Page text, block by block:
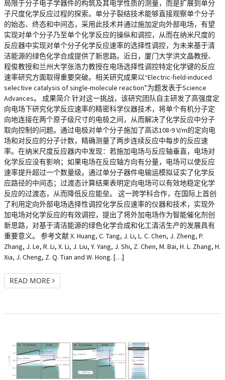
局限于分子电子学器件的构筑及其电学性质的测量，而是扩展到单分
子尺度化学反应过程的探索。单分子裂结技术能够直接观察单个分子
的始态、终态和中间态，采用此技术并通过施加定向外部电场，有望
实现对单个分子乃至单个化学反应的操纵和调控，从而在纳米尺度的
反应器中实现对单个分子化学反应速率的选择性调控，为未来基于清
洁能源的绿色化学合成提供了新思路。近日，厦门大学洪文晶教授、
程俊教授和兰州大学张浩力教授在电场选择性调控特定化学键的反应
速率研究方面取得重要突破。相关研究成果以“Electric-field-induced
selective catalysis of single-molecule reaction”为题发表于Science
Advances。 成果简介 针对这一挑战，该研究团队自主研发了高强度定
向电场下研究化学反应速率的精密科学仪器技术，将单个有机分子定
向地连接在两个原子级尺寸的电极之间，从而解决了化学反应中分子
取向控制的问题。通过电极对单个分子施加了高达108-9 V/m的定向电
场和对反应的分子计数，精确测量了两步连续反应中每步的反应速
率。在纳米尺度反应器内中发现：若施加电场与反应轴垂直，电场对
化学反应没有影响；如果电场在反应轴方向有分量，电场可以使反应
速率提升超过一个数量级。通过单分子器件电输运模拟证实了化学反
应路径的中间态；过渡态计算结果表明定向电场可以有效地稳定化学
反应的过渡态，从而降低反应能垒。 这一跨学科合作，在国际上首创
了利用定向外部电场选择性调控化学反应速率的仪器和技术，实现外
加电场对化学反应的有效调控，提出了将外加电场作为智能催化剂创
新思路，对基于清洁能源的绿色化学合成和化工清洁生产的发展具有
重要意义。 参考文献 X. Huang, C. Tang, J. Li, L. C. Chen, J. Zheng, P.
Zhang, J. Le, R. Li, X. Li, J. Liu, Y. Yang, J. Shi, Z. Chen, M. Bai, H. L. Zhang, H.
Xia, J. Cheng, Z. Q. Tian and W. Hong. […]
READ MORE